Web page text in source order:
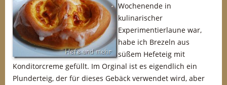
Wochenende in
kulinarischer
Experimentierlaune war,
habe ich Brezeln aus
süßem Hefeteig mit
Konditorcreme gefüllt. Im Orginal ist es eigendlich ein
Plunderteig, der für dieses Gebäck verwendet wird, aber